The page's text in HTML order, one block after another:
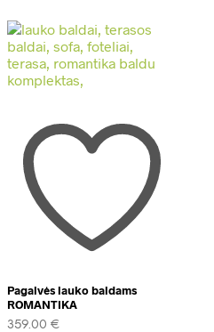
Pagalvės lauko baldams
ROMANTIKA
359.00 €